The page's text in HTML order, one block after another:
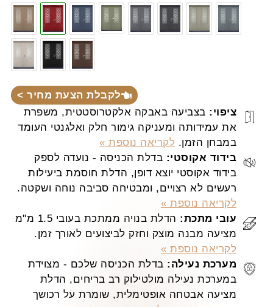
ציפוי: בצביעה באבקה אלקטרוסטטית, משפרת
את עמידותה ומעניקה גימור חלק ואלגנטי העומד
במבחן הזמן. לקריאה נוספת »
בידוד אקוסטי: בדלת הכניסה - נועדה לספק
בידוד אקוסטי יוצא דופן, הדלת חוסמת ביעילות
רעשים לא רצויים, ומבטיחה סביבה נוחה ושקטה.
לקריאה נוספת »
עובי מתכת:
הדלת בנויה ממתכת בעובי 1.5 מ"מ
מציעה מבנה מוצק וחזק לביצועים לאורך זמן.
לקריאה נוספת »
מערכת נעילה: בדלת הכניסה שלכם - מצוידת
במערכת נעילה מולטילוק רב בריחים, הדלת
מציעה אבטחה אופטימלית, שומרת על רכושך
לקבלת הצעת מחיר >